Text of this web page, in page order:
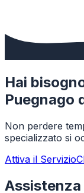
Hai
Puegnago
Non perdere
specializzato si
Attiva il Servizio